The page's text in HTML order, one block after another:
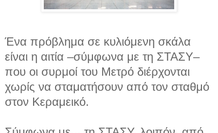
Ένα πρόβλημα σε κυλιόμενη σκάλα
είναι η αιτία –σύμφωνα με τη ΣΤΑΣΥ–
που οι συρμοί του Μετρό διέρχονται
χωρίς να σταματήσουν από τον σταθμό
στον Κεραμεικό.